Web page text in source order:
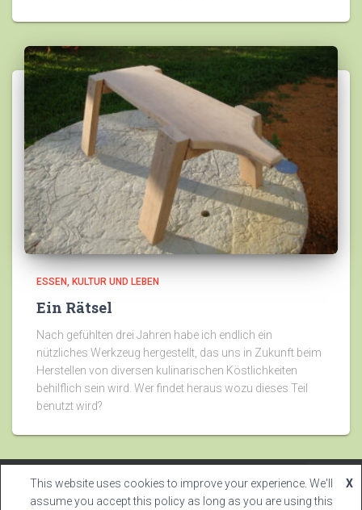
ESSEN KULTUR UND LEBEN
Ein Rätsel
Nach gefühlten drei Jahren habe ich endlich ein
nützliches Werkzeug hergestellt, das uns in Zukunft beim
Herstellen von diversen kulinarischen Köstlichkeiten
behilflich sein wird. Wer findet heraus wozu dieses Teil
benutzt wird?
2023 |Nyffenegger Systems
This website uses cookies to improve your experience. We'll
assume you accept this policy as long as you are using this
X